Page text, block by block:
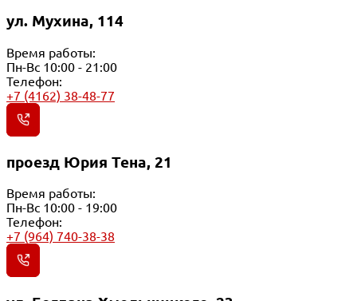
ул. Мухина, 114
Время работы:
Пн-Вс 10:00 - 21:00
Телефон:
+7 (4162) 38-48-77
проезд Юрия Тена, 21
Время работы:
Пн-Вс 10:00 - 19:00
Телефон:
+7 (964) 740-38-38